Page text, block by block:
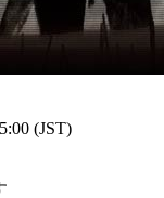
(JST)